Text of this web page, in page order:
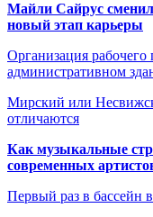
Майли Сайрус
новый этап карьеры
Организация рабочего
административном
Мирский или
отличаются
Как музыкальные
современных
Первый раз в бассейн